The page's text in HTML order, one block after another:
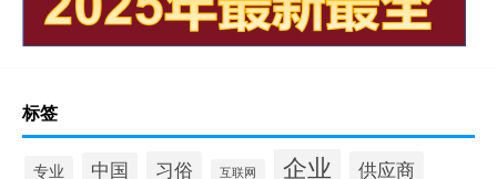
标签
专业 中国 习俗 互联网 企业 供应商